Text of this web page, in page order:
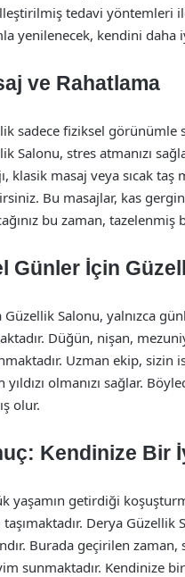
tedavi yöntemleri
yenilenecek, kendini daha
ve Rahatlama
sadece fiziksel görünümle
Salonu, stres atmanızı
klasik masaj veya sıcak
Bu masajlar, kas
bu zaman,
Günler İçin
Güzellik Salonu, yalnızca
Düğün, nişan,
Uzman ekip, sizin
yıldızı olmanızı sağlar.
olur.
Kendinize Bir
yaşamın getirdiği
Derya
Burada geçirilen
sunmaktadır. Kendinize